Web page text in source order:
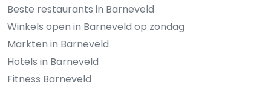
Beste restaurants in Barneveld
Winkels open in Barneveld op zondag
Markten in Barneveld
Hotels in Barneveld
Fitness Barneveld